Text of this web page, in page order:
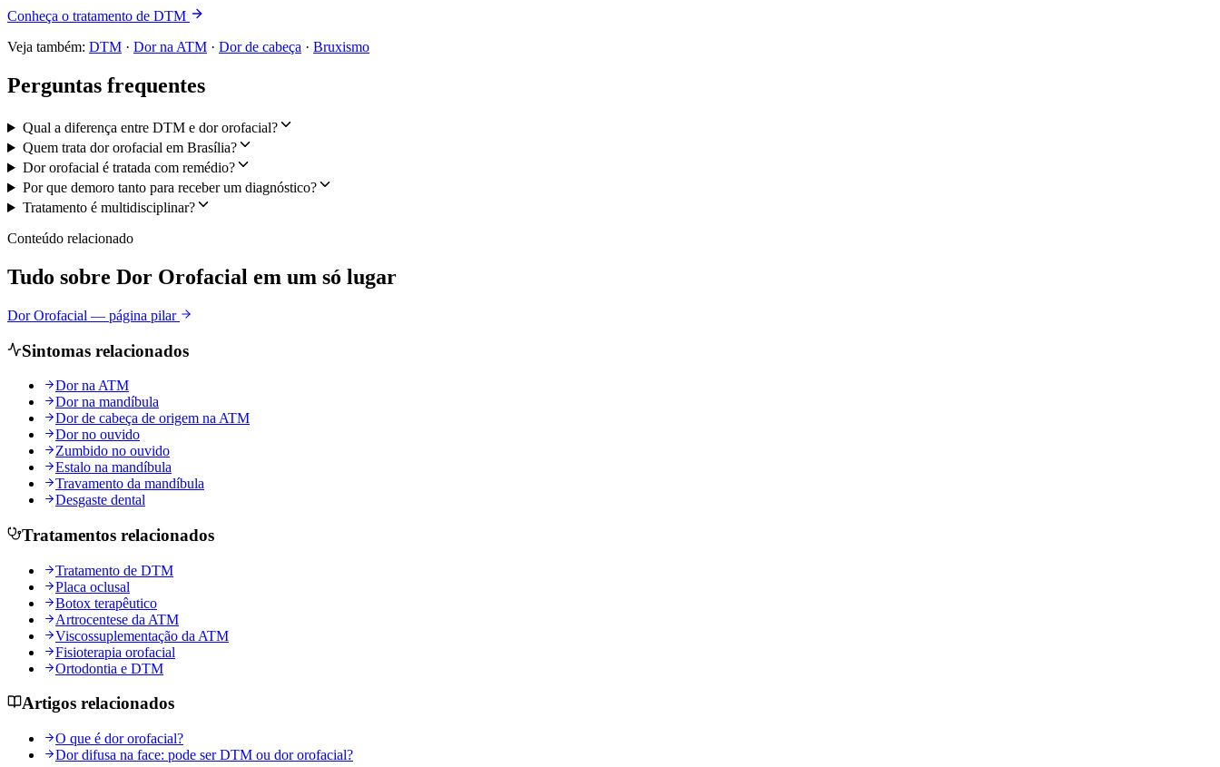
Conheça o tratamento de DTM
Veja também: DTM · Dor na ATM · Dor de cabeça · Bruxismo
Perguntas frequentes
Qual a diferença entre DTM e dor orofacial?
Quem trata dor orofacial em Brasília?
Dor orofacial é tratada com remédio?
Por que demoro tanto para receber um diagnóstico?
Tratamento é multidisciplinar?
Conteúdo relacionado
Tudo sobre Dor Orofacial em um só lugar
Dor Orofacial — página pilar
Sintomas relacionados
Dor na ATM
Dor na mandíbula
Dor de cabeça de origem na ATM
Dor no ouvido
Zumbido no ouvido
Estalo na mandíbula
Travamento da mandíbula
Desgaste dental
Tratamentos relacionados
Tratamento de DTM
Placa oclusal
Botox terapêutico
Artrocentese da ATM
Viscossuplementação da ATM
Fisioterapia orofacial
Ortodontia e DTM
Artigos relacionados
O que é dor orofacial?
Dor difusa na face: pode ser DTM ou dor orofacial?